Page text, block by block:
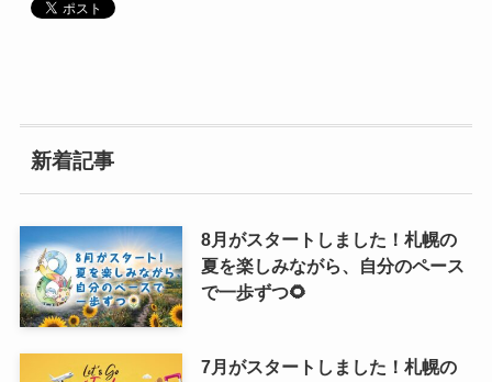
新着記事
8月がスタートしました！札幌の
夏を楽しみながら、自分のペース
で一歩ずつ🌻
7月がスタートしました！札幌の